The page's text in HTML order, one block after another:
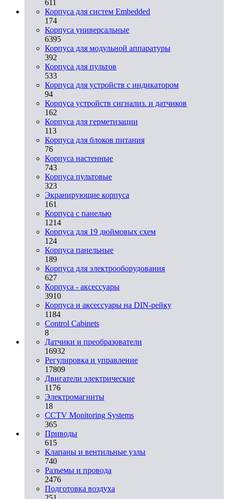
611
Корпуса для систем Embedded
174
Корпуса универсальные
6395
Корпуса для модульной аппаратуры
392
Корпуса для пультов
533
Корпуса для устройств с индикатором
94
Корпуса устройств сигнализ. и датчиков
162
Корпуса для герметизации
113
Корпуса для блоков питания
76
Корпуса настенные
743
Корпуса пультовые
323
Экранирующие корпуса
161
Корпуса с панелью
1214
Корпуса для 19 дюймовых схем
124
Корпуса панельные
189
Корпуса для электрооборудования
627
Корпуса - аксессуары
3910
Корпуса и аксессуары на DIN-рейку
1184
Control Cabinets
8
Датчики и преобразователи
16932
Регулировка и управление
17809
Двигатели электрические
1176
Электромагниты
18
CCTV Monitoring Systems
365
Приводы
615
Клапаны и вентильные узлы
740
Разъемы и провода
2476
Подготовка воздуха